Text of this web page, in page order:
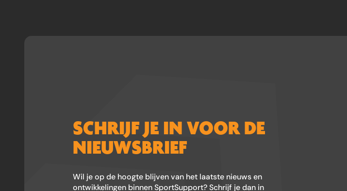
SCHRIJF JE IN VOOR DE
NIEUWSBRIEF
Wil je op de hoogte blijven van het laatste nieuws en
ontwikkelingen binnen SportSupport? Schrijf je dan in